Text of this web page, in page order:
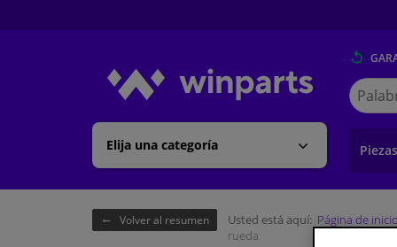
Elija una categoría
Buscar
en
Volver al resumen Usted está aquí: Página de inicio
rueda